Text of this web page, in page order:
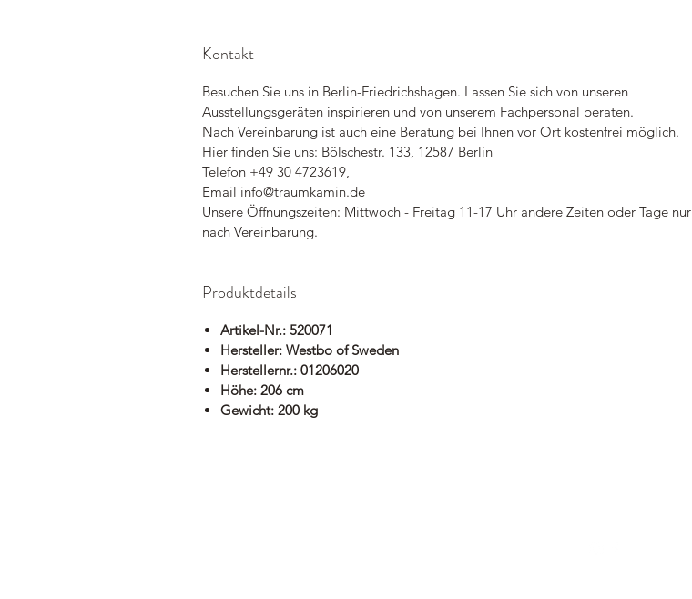
Kontakt
Besuchen Sie uns in Berlin-Friedrichshagen. Lassen Sie sich von unseren
Ausstellungsgeräten inspirieren und von unserem Fachpersonal beraten.
Nach Vereinbarung ist auch eine Beratung bei Ihnen vor Ort kostenfrei möglich.
Hier finden Sie uns: Bölschestr. 133, 12587 Berlin
Telefon +49 30 4723619,
Email info@traumkamin.de
Unsere Öffnungszeiten: Mittwoch - Freitag 11-17 Uhr andere Zeiten oder Tage nur
nach Vereinbarung.
Produktdetails
Artikel-Nr.: 520071
Hersteller: Westbo of Sweden
Herstellernr.: 01206020
Höhe: 206 cm
Gewicht: 200 kg